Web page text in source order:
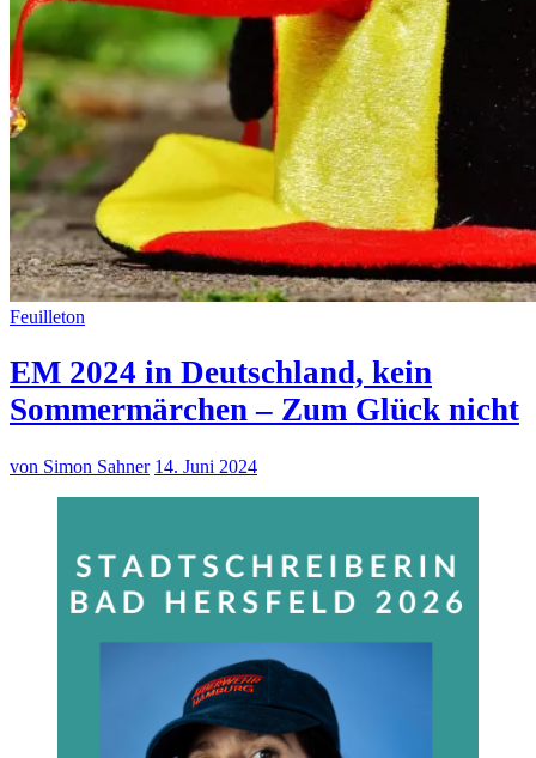
Feuilleton
EM 2024 in Deutschland, kein
Sommermärchen – Zum Glück nicht
von Simon Sahner 14. Juni 2024